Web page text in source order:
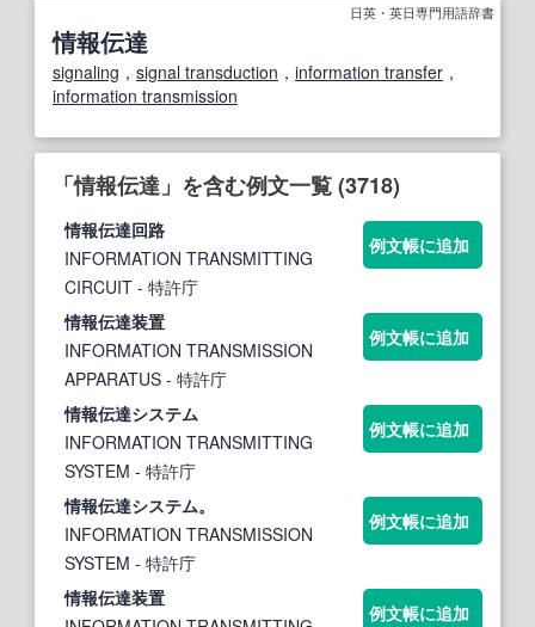
日英・英日専門用語辞書
情報伝達
signaling ， signal transduction ， information transfer ，
information transmission
「情報伝達」を含む例文一覧 (3718)
情報伝達回路
INFORMATION TRANSMITTING
CIRCUIT - 特許庁
例文帳に追加
情報伝達装置
INFORMATION TRANSMISSION
APPARATUS - 特許庁
例文帳に追加
情報伝達システム
INFORMATION TRANSMITTING
SYSTEM - 特許庁
例文帳に追加
情報伝達システム。
INFORMATION TRANSMISSION
SYSTEM - 特許庁
例文帳に追加
情報伝達装置
例文帳に追加